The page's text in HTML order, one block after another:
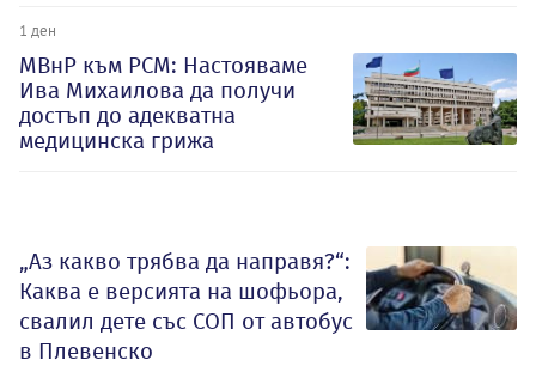
1 ден
МВнР към РСМ: Настояваме
Ива Михаилова да получи
достъп до адекватна
медицинска грижа
„Аз какво трябва да направя?“:
Каква е версията на шофьора,
свалил дете със СОП от автобус
в Плевенско